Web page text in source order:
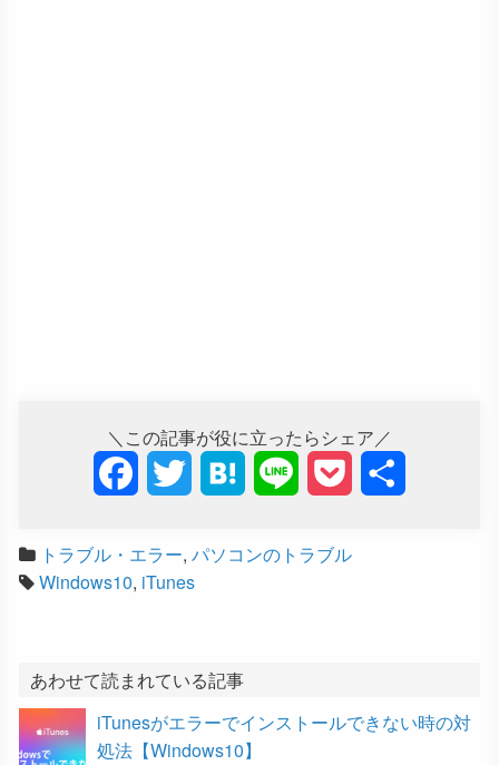
＼この記事が役に立ったらシェア／
c
o
o
i
e
r
t
n
トラブル・エラー, パソコンのトラブル
Windows10, iTunes
あわせて読まれている記事
iTunesがエラーでインストールできない時の対
処法【Windows10】